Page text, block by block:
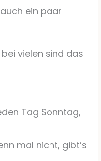
ein paar
bei vielen sind das
Tag Sonntag,
mal nicht, gibt’s